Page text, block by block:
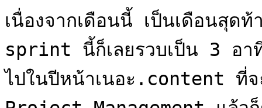
เนื่องจากเดือนนี้ เป็นเดือนสุด
sprint นี้ก็เลยรวบเป็น 3 อา
ไปในปีหน้าเนอะ.content ที่จ